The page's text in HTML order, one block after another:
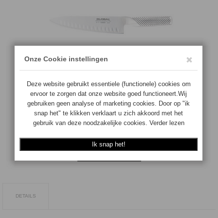
€135.00
Anzahl:
Auf Lager
DETAILS